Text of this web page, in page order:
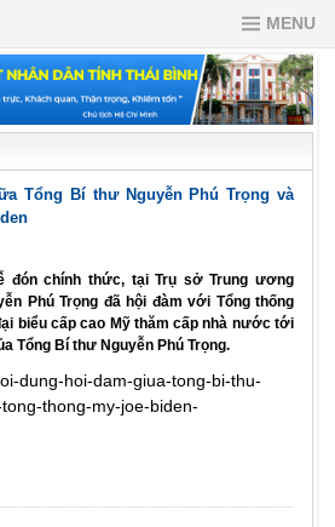
MENU
Tổng Bí thư Nguyễn Phú Trọng và
đón chính thức, tại Trụ sở Trung ương
Phú Trọng đã hội đàm với Tổng thống
biểu cấp cao Mỹ thăm cấp nhà nước tới
Tổng Bí thư Nguyễn Phú Trọng.
dung-hoi-dam-giua-tong-bi-thu-
thong-my-joe-biden-